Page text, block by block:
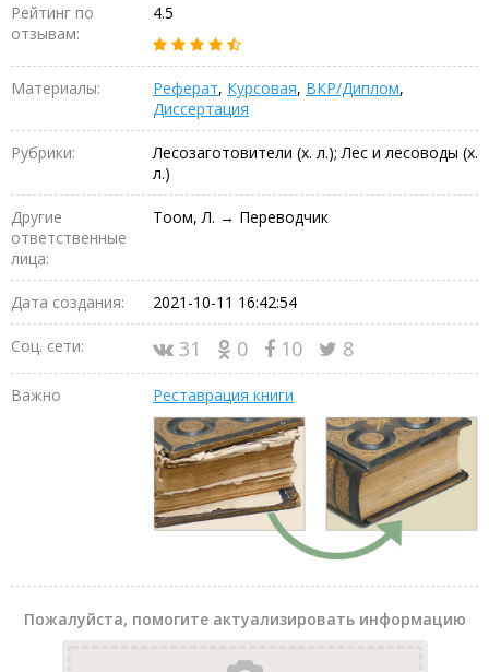
Рейтинг по
отзывам:
4.5
Материалы: Реферат, Курсовая, ВКР/Диплом,
Диссертация
Рубрики:
Лесозаготовители (х. л.); Лес и лесоводы (х.
л.)
Другие
ответственные
лица:
Тоом, Л. → Переводчик
Дата создания: 2021-10-11 16:42:54
Соц. сети: 31 0 10 8
Важно Реставрация книги
Пожалуйста, помогите актуализировать информацию